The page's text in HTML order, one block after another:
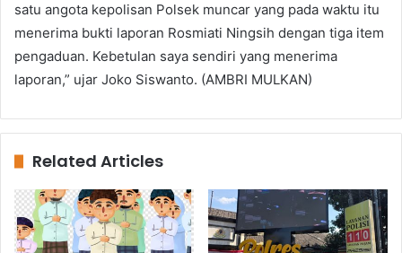
satu angota kepolisan Polsek muncar yang pada waktu itu
menerima bukti laporan Rosmiati Ningsih dengan tiga item
pengaduan. Kebetulan saya sendiri yang menerima
laporan,” ujar Joko Siswanto. (AMBRI MULKAN)
Related Articles